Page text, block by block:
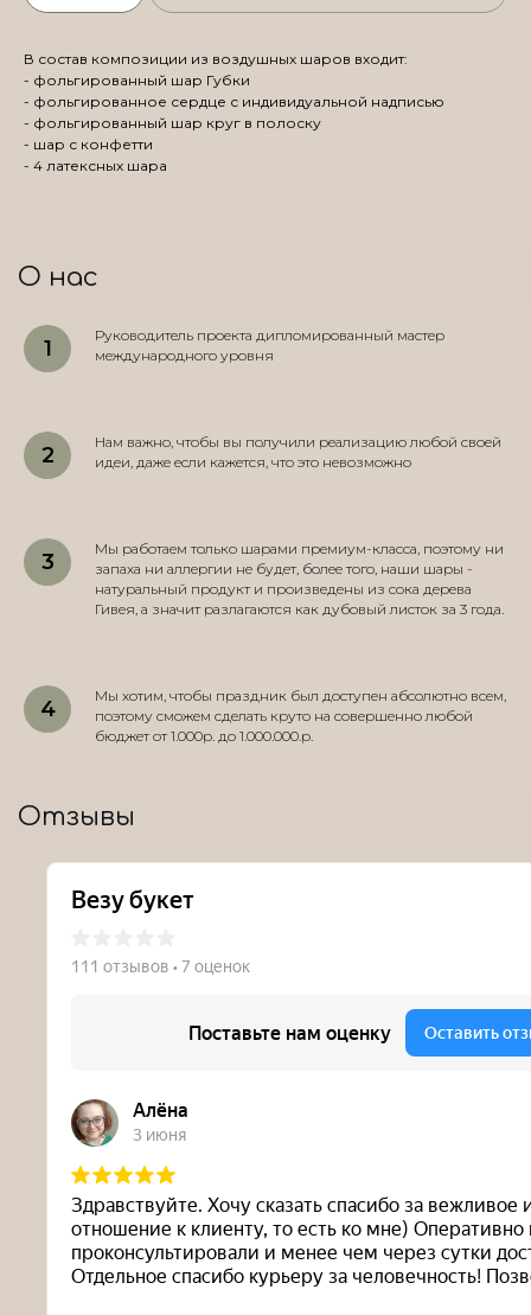
В состав композиции из воздушных шаров входит:
- фольгированный шар Губки
- фольгированное сердце с индивидуальной надписью
- фольгированный шар круг в полоску
- шар с конфетти
- 4 латексных шара
О нас
Руководитель проекта дипломированный мастер
международного уровня
Нам важно, чтобы вы получили реализацию любой своей
идеи, даже если кажется, что это невозможно
Мы работаем только шарами премиум-класса, поэтому ни
запаха ни аллергии не будет, более того, наши шары -
натуральный продукт и произведены из сока дерева
Гивея, а значит разлагаются как дубовый листок за 3 года.
Мы хотим, чтобы праздник был доступен абсолютно всем,
поэтому сможем сделать круто на совершенно любой
бюджет от 1.000р. до 1.000.000.р.
Отзывы